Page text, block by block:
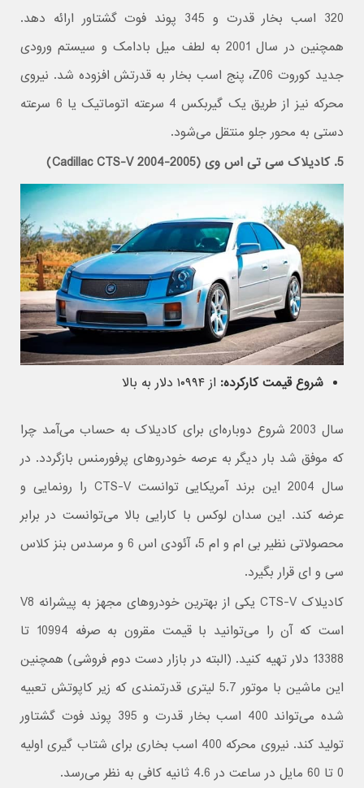
320 اسب بخار قدرت و 345 پوند فوت گشتاور ارائه دهد.
همچنین در سال 2001 به لطف میل بادامک و سیستم ورودی
جدید کوروت Z06، پنج اسب بخار به قدرتش افزوده شد. نیروی
محرکه نیز از طریق یک گیربکس 4 سرعته اتوماتیک یا 6 سرعته
دستی به محور جلو منتقل می‌شود.
5. کادیلاک سی تی اس وی (Cadillac CTS-V 2004-2005)
شروع قیمت کارکرده: از ۱۰۹۹۴ دلار به بالا
سال 2003 شروع دوباره‌ای برای کادیلاک به حساب می‌آمد چرا
که موفق شد بار دیگر به عرصه خودروهای پرفورمنس بازگردد. در
سال 2004 این برند آمریکایی توانست CTS-V را رونمایی و
عرضه کند. این سدان لوکس با کارایی بالا می‌توانست در برابر
محصولاتی نظیر بی ام و ام 5، آئودی اس 6 و مرسدس بنز کلاس
سی و ای قرار بگیرد.
کادیلاک CTS-V یکی از بهترین خودروهای مجهز به پیشرانه V8
است که آن را می‌توانید با قیمت مقرون به صرفه 10994 تا
13388 دلار تهیه کنید. (البته در بازار دست دوم فروشی) همچنین
این ماشین با موتور 5.7 لیتری قدرتمندی که زیر کاپوتش تعبیه
شده می‌تواند 400 اسب بخار قدرت و 395 پوند فوت گشتاور
تولید کند. نیروی محرکه 400 اسب بخاری برای شتاب گیری اولیه
0 تا 60 مایل در ساعت در 4.6 ثانیه کافی به نظر می‌رسد.